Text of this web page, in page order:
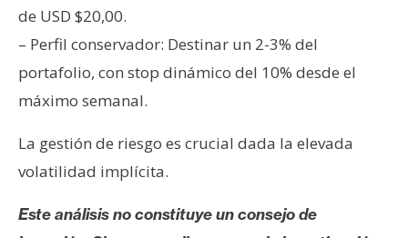
de USD $20,00.
– Perfil conservador: Destinar un 2-3% del
portafolio, con stop dinámico del 10% desde el
máximo semanal.
La gestión de riesgo es crucial dada la elevada
volatilidad implícita.
Este análisis no constituye un consejo de